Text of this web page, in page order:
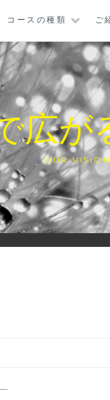
コースの種類 ご
広が
OUR VISION